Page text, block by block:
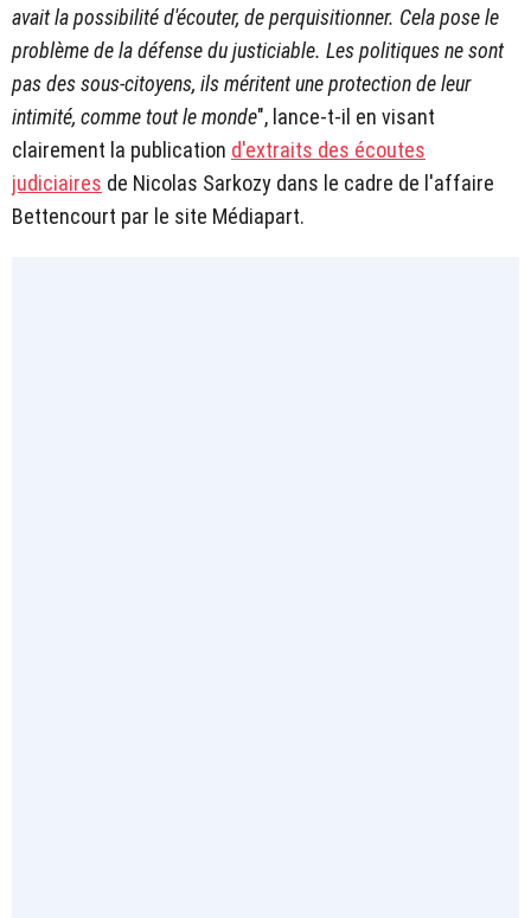
avait la possibilité d'écouter, de perquisitionner. Cela pose le
problème de la défense du justiciable. Les politiques ne sont
pas des sous-citoyens, ils méritent une protection de leur
intimité, comme tout le monde", lance-t-il en visant
clairement la publication d'extraits des écoutes
judiciaires de Nicolas Sarkozy dans le cadre de l'affaire
Bettencourt par le site Médiapart.